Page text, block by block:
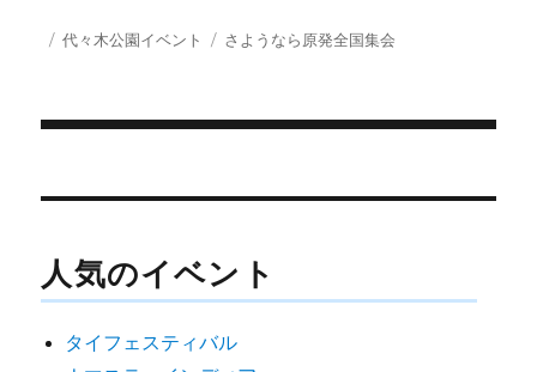
w
i
r
e
b
i
l
投 カ
代々木公園イベント
タ
さようなら原発全国集会
稿
ビ
ー
人気のイベント
タイフェスティバル